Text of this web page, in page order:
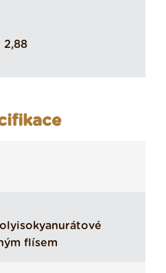
2,88
flísem